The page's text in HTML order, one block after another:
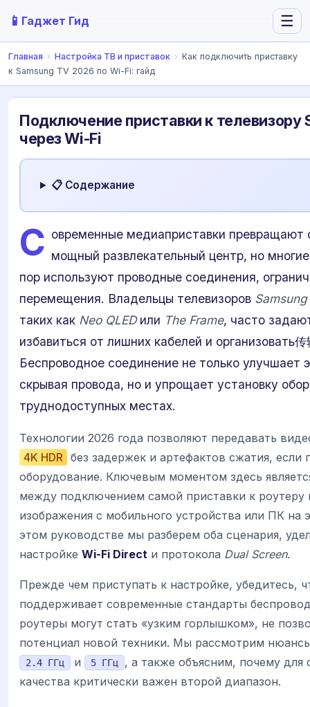
📱 Гаджет Гид ☰
Главная › Настройка ТВ и приставок › Как подключить приставку
к Samsung TV 2026 по Wi-Fi: гайд
Подключение приставки к телевизору
через Wi-Fi
📋 Содержание
С овременные медиаприставки превращают
мощный развлекательный центр, но
пор используют проводные соединения,
перемещения. Владельцы телевизоров Samsung
таких как Neo QLEDили The Frame, часто
избавиться от лишних кабелей и организовать
Беспроводное соединение не только улучшает
скрывая провода, но и упрощает установку
труднодоступных местах.
Технологии 2026 года позволяют передавать
4K HDR без задержек и артефактов сжатия, если
оборудование. Ключевым моментом здесь
между подключением самой приставки к роутеру
изображения с мобильного устройства или ПК на
этом руководстве мы разберем оба сценария,
настройке Wi-Fi Direct и протокола Dual Screen.
Прежде чем приступать к настройке, убедитесь,
поддерживает современные стандарты
роутеры могут стать «узким горлышком», не
потенциал новой техники. Мы рассмотрим
2.4 ГГц и 5 ГГц
, а также объясним, почему для
качества критически важен второй диапазон.